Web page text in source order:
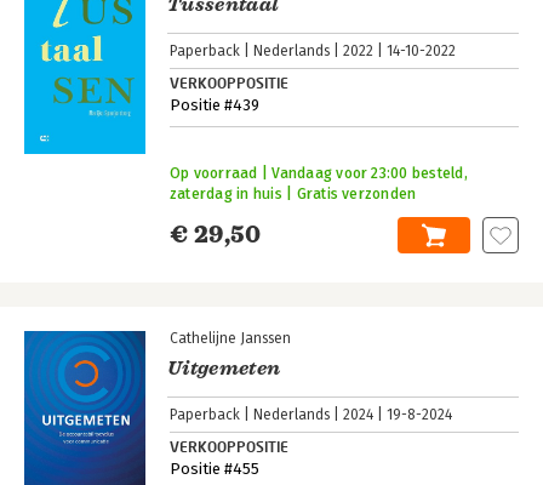
Paperback Nederlands 2022 14-10-2022
VERKOOPPOSITIE
Positie #439
€ 29,50
Op voorraad | Vandaag voor 23:00 besteld,
zaterdag in huis | Gratis verzonden
Cathelijne Janssen
Uitgemeten
Paperback Nederlands 2024 19-8-2024
VERKOOPPOSITIE
Positie #455